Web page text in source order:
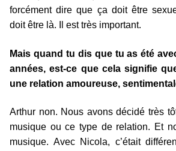
forcément dire que ça doit être
doit être là. Il est très important.
Mais quand tu dis que tu as été
années, est-ce que cela signifie
une relation amoureuse,
Arthur non. Nous avons décidé très
musique ou ce type de relation. Et
musique. Avec Nicola, c’était